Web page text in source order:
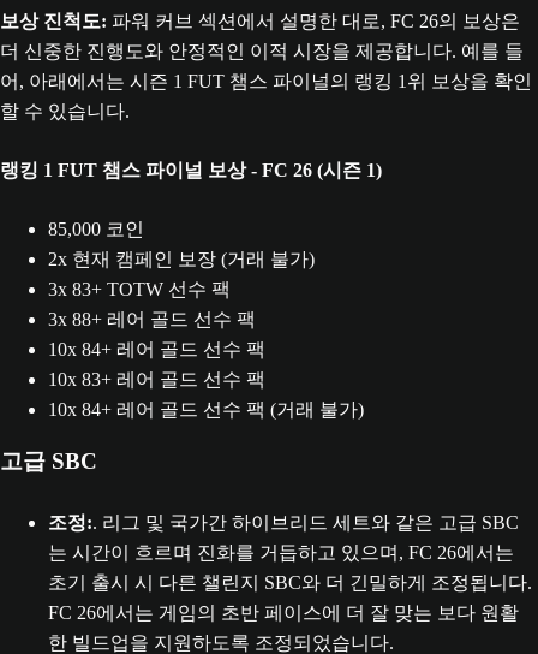
보상 진척도: 파워 커브 섹션에서 설명한 대로, FC 26의 보상은
더 신중한 진행도와 안정적인 이적 시장을 제공합니다. 예를 들
어, 아래에서는 시즌 1 FUT 챔스 파이널의 랭킹 1위 보상을 확인
할 수 있습니다.
랭킹 1 FUT 챔스 파이널 보상 - FC 26 (시즌 1)
85,000 코인
2x 현재 캠페인 보장 (거래 불가)
3x 83+ TOTW 선수 팩
3x 88+ 레어 골드 선수 팩
10x 84+ 레어 골드 선수 팩
10x 83+ 레어 골드 선수 팩
10x 84+ 레어 골드 선수 팩 (거래 불가)
고급 SBC
조정:. 리그 및 국가간 하이브리드 세트와 같은 고급 SBC
는 시간이 흐르며 진화를 거듭하고 있으며, FC 26에서는
초기 출시 시 다른 챌린지 SBC와 더 긴밀하게 조정됩니다.
FC 26에서는 게임의 초반 페이스에 더 잘 맞는 보다 원활
한 빌드업을 지원하도록 조정되었습니다.